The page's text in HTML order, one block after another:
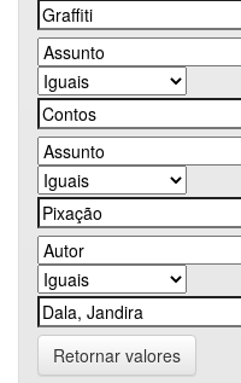
Retornar valores